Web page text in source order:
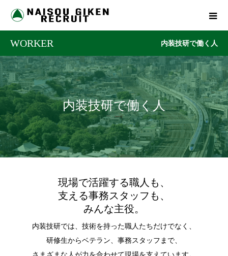
WORKER 内装技研で働く人
内装技研で働く人
現場で活躍する職人も、
支える事務スタッフも、
みんな主役。
内装技研では、技術を持った職人たちだけでなく、
研修生からベテラン、事務スタッフまで、